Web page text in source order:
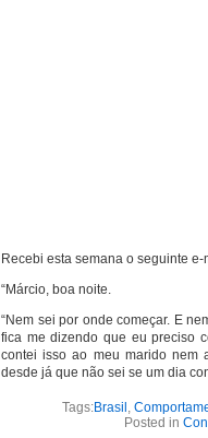
Recebi esta semana o seguinte e-
“Márcio, boa noite.
“Nem sei por onde começar. E
fica me dizendo que eu preciso
contei isso ao meu marido nem
desde já que não sei se um dia
Tags:Brasil ,
Posted in